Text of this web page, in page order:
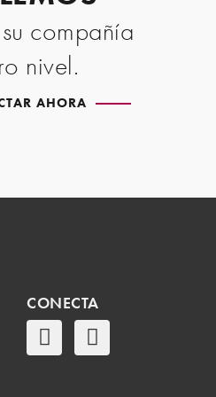
compañía
nivel.
AHORA
CONECTA